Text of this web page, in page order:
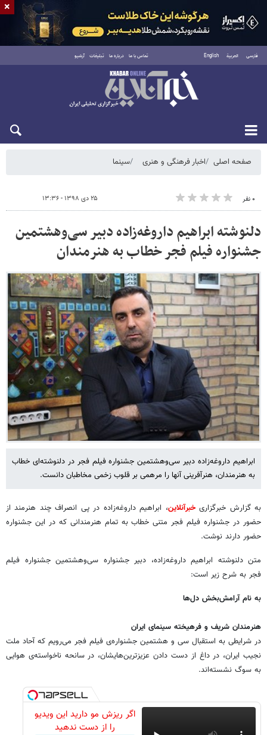
فارسی العربية English تماس با ما درباره ما تبلیغات آرشیو
شنبه ۱۷ مرداد ۱۴۰۵
صفحه اصلی اخبار فرهنگی و هنری سینما
۰ نفر ۲۵ دی ۱۳۹۸ - ۱۳:۳۶
دلنوشته ابراهیم داروغه‌زاده دبیر سی‌وهشتمین
جشنواره فیلم فجر خطاب به هنرمندان
ابراهیم داروغه‌زاده دبیر سی‌وهشتمین جشنواره فیلم فجر در دلنوشته‌ای خطاب
به هنرمندان، هنرآفرینی آنها را مرهمی بر قلوب زخمی مخاطبان دانست.
به گزارش خبرگزاریخبرآنلاین، ابراهیم داروغه‌زاده در پی انصراف چند هنرمند از
حضور در جشنواره فیلم فجر متنی خطاب به تمام هنرمندانی که در این جشنواره
حضور دارند نوشت.
متن دلنوشته ابراهیم داروغه‌زاده، دبیر جشنواره سی‌وهشتمین جشنواره فیلم
فجر به شرح زیر است:
به نام آرامش‌بخش دل‌ها
هنرمندان شریف و فرهیخته سینمای ایران
‎در شرایطی به استقبال سی و هشتمین جشنواره‌ی فیلم فجر می‌رویم که آحاد ملت
نجیب ایران، در داغ از دست دادن عزیزترین‌هایشان، در سانحه ناخواسته‌ی هوایی
به سوگ نشسته‌اند.
اگر ریزش مو دارید این ویدیو
را از دست ندهید
×